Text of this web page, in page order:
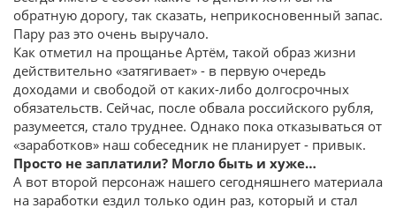
обратную дорогу, так сказать, неприкосновенный запас.
Пару раз это очень выручало.
Как отметил на прощанье Артём, такой образ жизни
действительно «затягивает» - в первую очередь
доходами и свободой от каких-либо долгосрочных
обязательств. Сейчас, после обвала российского рубля,
разумеется, стало труднее. Однако пока отказываться от
«заработков» наш собеседник не планирует - привык.
Просто не заплатили? Могло быть и хуже…
А вот второй персонаж нашего сегодняшнего материала
на заработки ездил только один раз, который и стал